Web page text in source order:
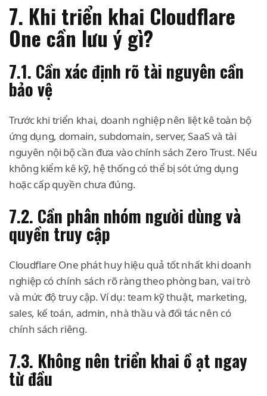
7. Khi triển khai Cloudflare
One cần lưu ý gì?
7.1. Cần xác định rõ tài nguyên cần
bảo vệ
Trước khi triển khai, doanh nghiệp nên liệt kê toàn bộ
ứng dụng, domain, subdomain, server, SaaS và tài
nguyên nội bộ cần đưa vào chính sách Zero Trust. Nếu
không kiểm kê kỹ, hệ thống có thể bị sót ứng dụng
hoặc cấp quyền chưa đúng.
7.2. Cần phân nhóm người dùng và
quyền truy cập
Cloudflare One phát huy hiệu quả tốt nhất khi doanh
nghiệp có chính sách rõ ràng theo phòng ban, vai trò
và mức độ truy cập. Ví dụ: team kỹ thuật, marketing,
sales, kế toán, admin, nhà thầu và đối tác nên có
chính sách riêng.
7.3. Không nên triển khai ồ ạt ngay
từ đầu